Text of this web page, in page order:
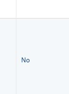
No